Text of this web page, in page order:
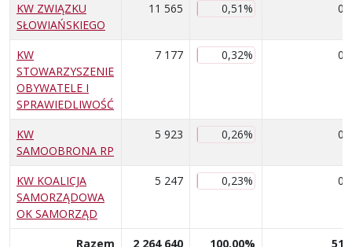
KW ZWIĄZKU
SŁOWIAŃSKIEGO
11 565 0,51% 0
KW
STOWARZYSZENIE
OBYWATELE I
SPRAWIEDLIWOŚĆ
7 177 0,32% 0
KW
SAMOOBRONA RP
5 923 0,26% 0
KW KOALICJA
SAMORZĄDOWA
OK SAMORZĄD
5 247 0,23% 0
Razem 2 264 640 100,00% 51